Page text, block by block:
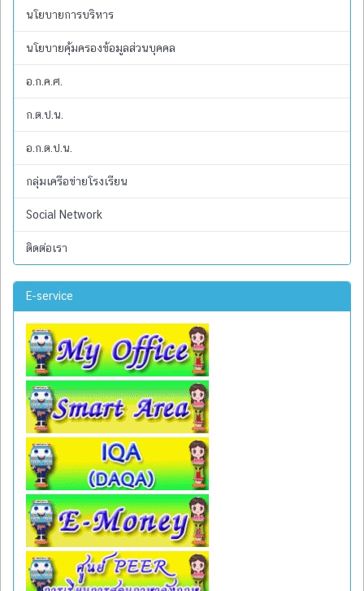
นโยบายการบริหาร
นโยบายคุ้มครองข้อมูลส่วนบุคคล
อ.ก.ค.ศ.
ก.ต.ป.น.
อ.ก.ต.ป.น.
กลุ่มเครือข่ายโรงเรียน
Social Network
ติดต่อเรา
E-service